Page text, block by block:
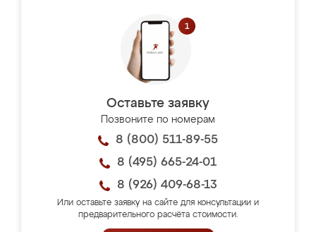
Оставьте заявку
Позвоните по номерам
8 (800) 511-89-55
8 (495) 665-24-01
8 (926) 409-68-13
Или оставьте заявку на сайте для консультации и
предварительного расчёта стоимости.